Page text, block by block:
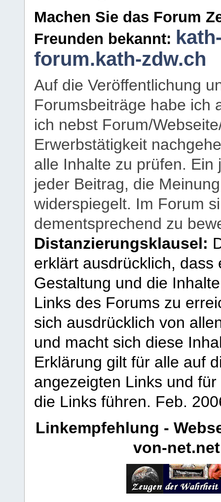
Machen Sie das Forum
Freunden bekannt:
forum.kath-zdw.ch
Auf die Veröffentlichung
Forumsbeiträge habe ich
ich nebst Forum/
Erwerbstätigkeit
alle Inhalte zu prüfen.
jeder Beitrag, die
widerspiegelt. Im Forum
dementsprechend zu
Distanzierungsklausel:
erklärt ausdrücklich,
Gestaltung und die
Links des Forums zu
sich ausdrücklich von
und macht sich diese
Erklärung gilt für alle auf
angezeigten Links und
die Links führen. Feb.
Linkempfehlung -
von-net.net